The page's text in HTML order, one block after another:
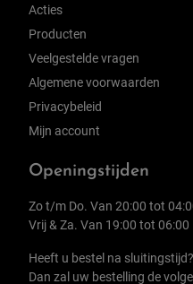
Acties
Producten
Veelgestelde vragen
Algemene voorwaarden
Privacybeleid
Mijn account
Openingstijden
Zo t/m Do. Van 20:00 tot
Vrij & Za. Van 19:00 tot 06:00
Heeft u bestel na sluitingstijd?
Dan zal uw bestelling de